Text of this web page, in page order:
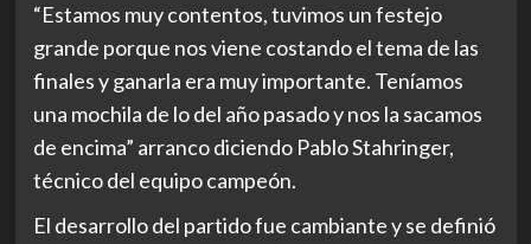
“Estamos muy contentos, tuvimos un festejo
grande porque nos viene costando el tema de las
finales y ganarla era muy importante. Teníamos
una mochila de lo del año pasado y nos la sacamos
de encima” arranco diciendo Pablo Stahringer,
técnico del equipo campeón.
El desarrollo del partido fue cambiante y se definió